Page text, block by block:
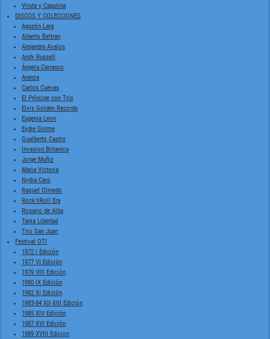
Viruta y Capulina
DISCOS Y COLECCIONES
Agustin Lara
Alberto Beltran
Alejandra Avalos
Andy Russell
Ángela Carrasco
Aranza
Carlos Cuevas
El Príncipe con Trio
Elvis Golden Records
Eugenia Leon
Eydie Gorme
Gualberto Castro
Invasion Britanica
Jorge Muñiz
Maria Victoria
Nydia Caro
Raquel Olmedo
Rock'n'Roll Era
Rosario de Alba
Tania Libertad
Trio San Juan
Festival OTI
1972 I Edición
1977 VI Edición
1979 VIII Edición
1980 IX Edición
1982 XI Edición
1983-84 XII-XIII Edición
1985 XIV Edición
1987 XVI Edición
1989 XVIII Edicion